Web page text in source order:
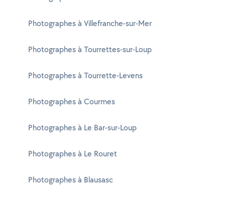
Photographes à Villefranche-sur-Mer
Photographes à Tourrettes-sur-Loup
Photographes à Tourrette-Levens
Photographes à Courmes
Photographes à Le Bar-sur-Loup
Photographes à Le Rouret
Photographes à Blausasc